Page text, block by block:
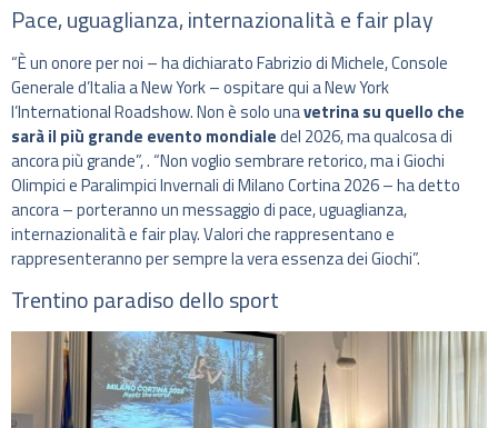
Pace, uguaglianza, internazionalità e fair play
“È un onore per noi – ha dichiarato Fabrizio di Michele, Console
Generale d’Italia a New York – ospitare qui a New York
l’International Roadshow. Non è solo unavetrina su quello che
sarà il più grande evento mondialedel 2026, ma qualcosa di
ancora più grande”, . “Non voglio sembrare retorico, ma i Giochi
Olimpici e Paralimpici Invernali di Milano Cortina 2026 – ha detto
ancora – porteranno un messaggio di pace, uguaglianza,
internazionalità e fair play. Valori che rappresentano e
rappresenteranno per sempre la vera essenza dei Giochi”.
Trentino paradiso dello sport